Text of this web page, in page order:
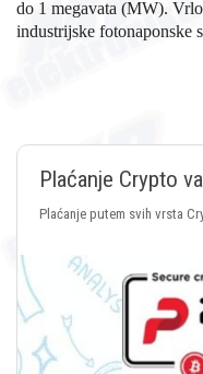
do 1 megavata (MW).
industrijske fotonaponske
Plaćanje Crypto
Plaćanje putem svih vrsta